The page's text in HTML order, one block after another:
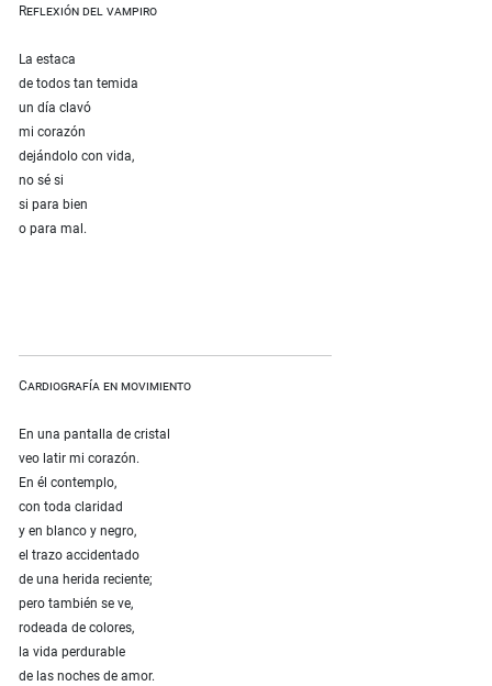
Reflexión del vampiro
La estaca
de todos tan temida
un día clavó
mi corazón
dejándolo con vida,
no sé si
si para bien
o para mal.
Cardiografía en movimiento
En una pantalla de cristal
veo latir mi corazón.
En él contemplo,
con toda claridad
y en blanco y negro,
el trazo accidentado
de una herida reciente;
pero también se ve,
rodeada de colores,
la vida perdurable
de las noches de amor.